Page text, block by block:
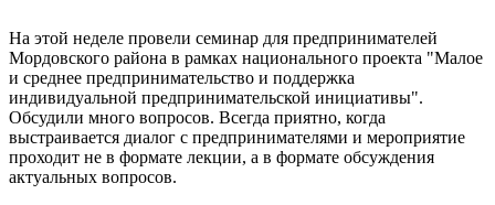
На этой неделе провели семинар для предпринимателей
Мордовского района в рамках национального проекта "Малое
и среднее предпринимательство и поддержка
индивидуальной предпринимательской инициативы".
Обсудили много вопросов. Всегда приятно, когда
выстраивается диалог с предпринимателями и мероприятие
проходит не в формате лекции, а в формате обсуждения
актуальных вопросов.